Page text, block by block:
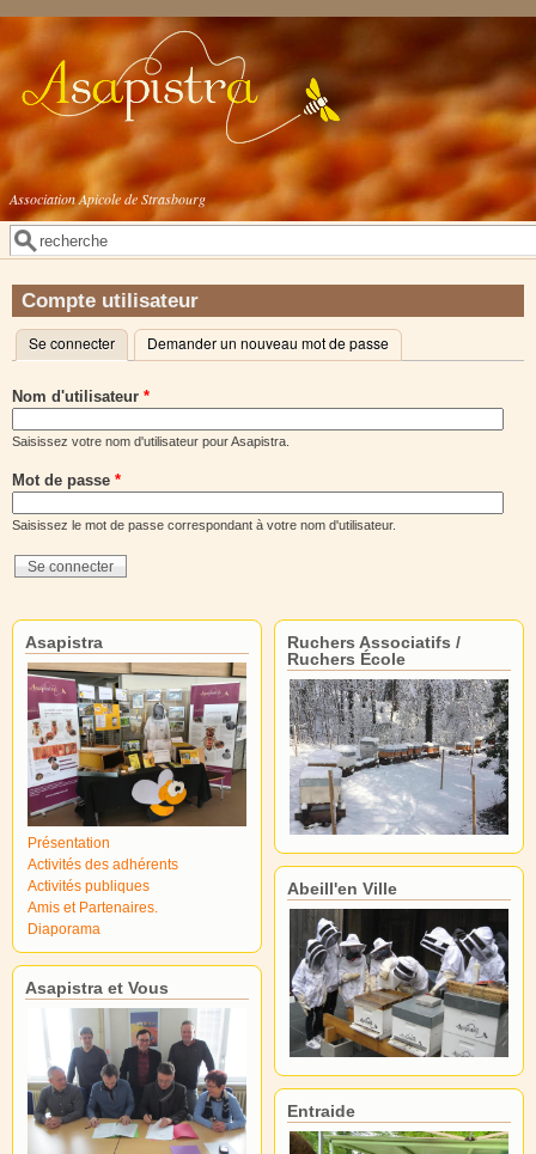
Aller au contenu principal
Association Apicole de Strasbourg
Formulaire de recherche
Rechercher
Compte utilisateur
Onglets principaux
Se connecter (onglet actif)
Demander un nouveau mot de passe
Nom d'utilisateur *
Saisissez votre nom d'utilisateur pour Asapistra.
Mot de passe *
Saisissez le mot de passe correspondant à votre nom d'utilisateur.
Asapistra
Présentation
Activités des adhérents
Activités publiques
Amis et Partenaires.
Diaporama
Asapistra et Vous
Ruchers Associatifs /
Ruchers École
Abeill'en Ville
Entraide